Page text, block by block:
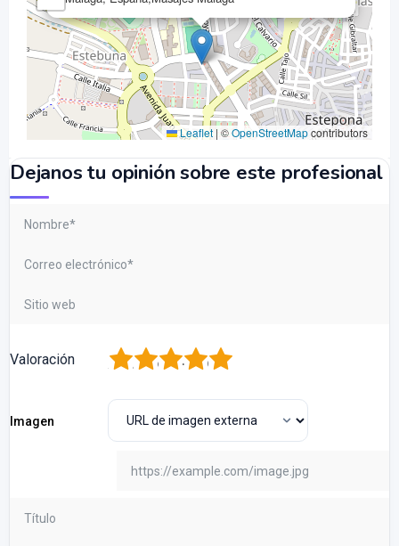
Leaflet | ©OpenStreetMapcontributors
Dejanos tu opinión sobre este profesional
Valoración 5
4
3
2
Imagen